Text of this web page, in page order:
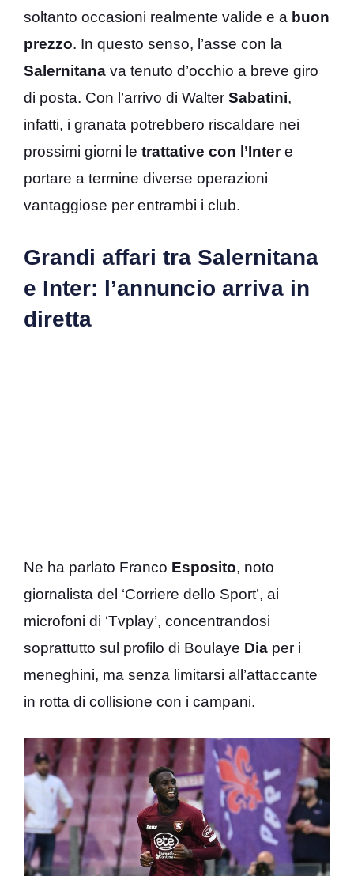
soltanto occasioni realmente valide e a buon
prezzo. In questo senso, l’asse con la
Salernitana va tenuto d’occhio a breve giro
di posta. Con l’arrivo di Walter Sabatini,
infatti, i granata potrebbero riscaldare nei
prossimi giorni le trattative con l’Intere
portare a termine diverse operazioni
vantaggiose per entrambi i club.
Grandi affari tra Salernitana
e Inter: l’annuncio arriva in
diretta
Ne ha parlato Franco Esposito, noto
giornalista del ‘Corriere dello Sport’, ai
microfoni di ‘Tvplay’, concentrandosi
soprattutto sul profilo di Boulaye Dia per i
meneghini, ma senza limitarsi all’attaccante
in rotta di collisione con i campani.